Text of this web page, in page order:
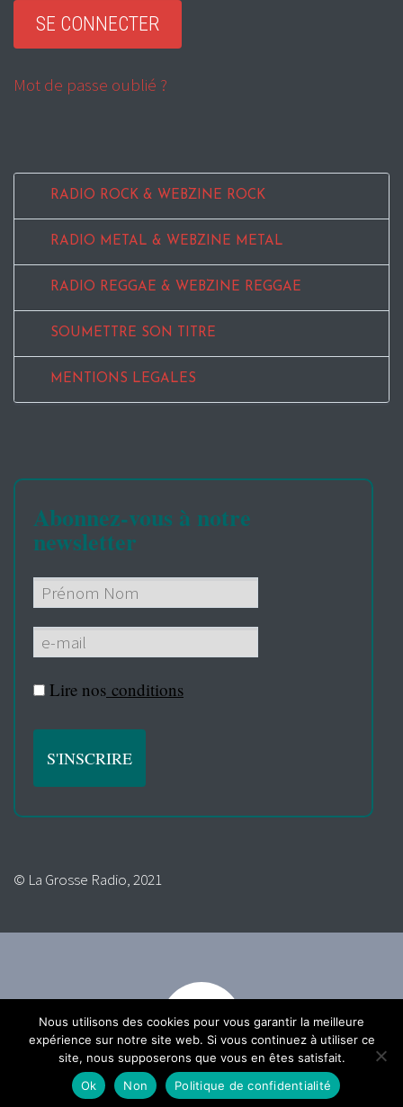
Mot de passe oublié ?
RADIO ROCK & WEBZINE ROCK
RADIO METAL & WEBZINE METAL
RADIO REGGAE & WEBZINE REGGAE
SOUMETTRE SON TITRE
MENTIONS LEGALES
Abonnez-vous à notre
newsletter
Lire nos conditions
© La Grosse Radio, 2021
Nous utilisons des cookies pour vous garantir la meilleure
expérience sur notre site web. Si vous continuez à utiliser ce
site, nous supposerons que vous en êtes satisfait.
Ok
Non Politique de confidentialité